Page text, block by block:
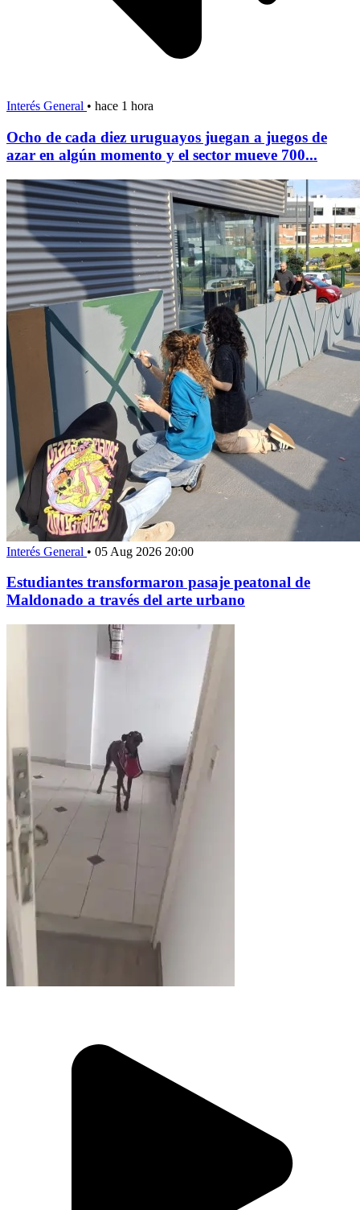
Interés General • hace 1 hora
Ocho de cada diez uruguayos juegan a juegos de
azar en algún momento y el sector mueve 700...
Interés General • 05 Aug 2026 20:00
Estudiantes transformaron pasaje peatonal de
Maldonado a través del arte urbano